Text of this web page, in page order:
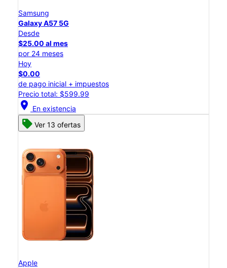
Samsung
Galaxy A57 5G
Desde
$25.00 al mes
por 24 meses
Hoy
$0.00
de pago inicial + impuestos
Precio total: $599.99
location_on En existencia
Ver 13 ofertas
Apple